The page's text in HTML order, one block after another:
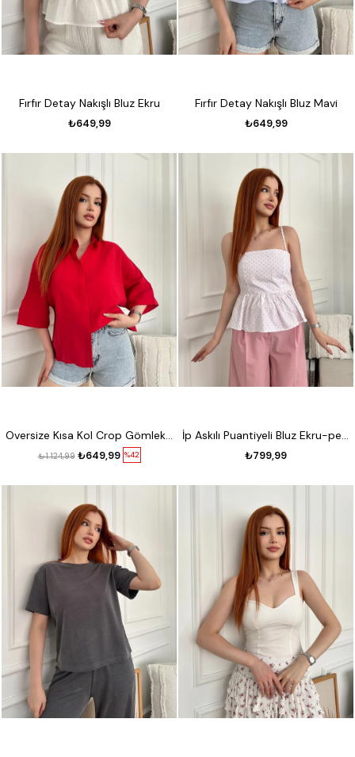
Fırfır Detay Nakışlı Bluz Ekru
₺649,99
Fırfır Detay Nakışlı Bluz Mavi
₺649,99
%42
₺649,99
₺1.124,99 ₺799,99